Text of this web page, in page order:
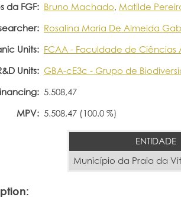
da FGF: Bruno Machado, Matilde
Rosalina Maria De Almeida
Units: FCAA - Faculdade de
Units: GBA-cE3c - Grupo de
5.508,47
MPV: 5.508,47 (100.0 %)
ENTIDADE
Município da Praia da